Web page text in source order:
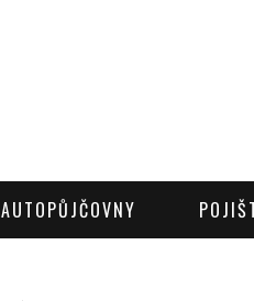
AUTOPŮJČOVNY